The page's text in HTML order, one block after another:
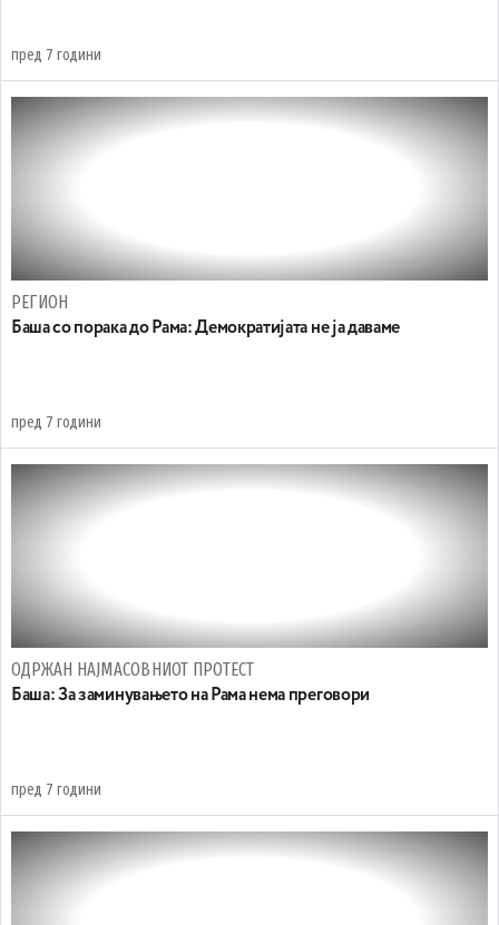
пред 7 години
РЕГИОН
Баша со порака до Рама: Демократијата не ја даваме
пред 7 години
ОДРЖАН НАЈМАСОВНИОТ ПРОТЕСТ
Баша: За заминувањето на Рама нема преговори
пред 7 години